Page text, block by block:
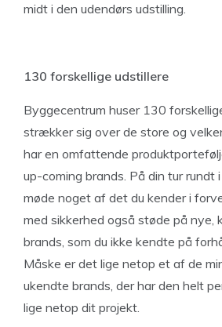
midt i den udendørs udstilling.
130 forskellige udstillere
Byggecentrum huser 130
strækker sig over de store og
har en omfattende
up-coming brands. På din tur rundt
møde noget af det du kender i
med sikkerhed også støde på nye,
brands, som du ikke kendte på
Måske er det lige netop et af de
ukendte brands, der har den helt
lige netop dit projekt.